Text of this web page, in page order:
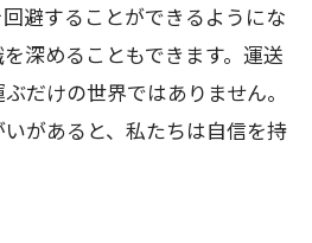
避することができるようにな
深めることもできます。運送
だけの世界ではありません。
があると、私たちは自信を持